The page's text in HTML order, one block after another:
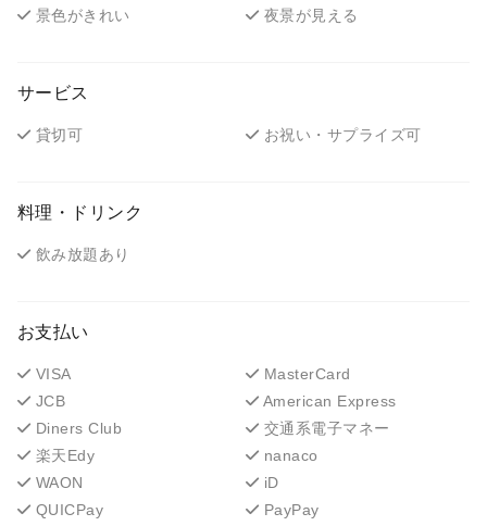
景色がきれい 夜景が見える
サービス
貸切可 お祝い・サプライズ可
料理・ドリンク
飲み放題あり
お支払い
VISA
MasterCard
JCB
American Express
Diners Club
交通系電子マネー
楽天Edy
nanaco
WAON
iD
QUICPay
PayPay